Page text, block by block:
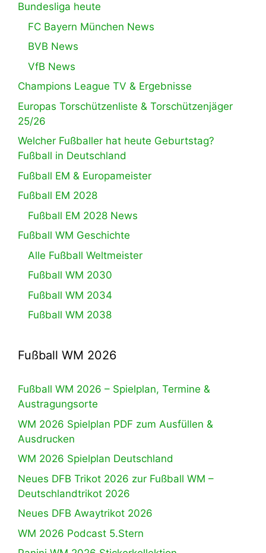
Bundesliga heute
FC Bayern München News
BVB News
VfB News
Champions League TV & Ergebnisse
Europas Torschützenliste & Torschützenjäger
25/26
Welcher Fußballer hat heute Geburtstag?
Fußball in Deutschland
Fußball EM & Europameister
Fußball EM 2028
Fußball EM 2028 News
Fußball WM Geschichte
Alle Fußball Weltmeister
Fußball WM 2030
Fußball WM 2034
Fußball WM 2038
Fußball WM 2026
Fußball WM 2026 – Spielplan, Termine &
Austragungsorte
WM 2026 Spielplan PDF zum Ausfüllen &
Ausdrucken
WM 2026 Spielplan Deutschland
Neues DFB Trikot 2026 zur Fußball WM –
Deutschlandtrikot 2026
Neues DFB Awaytrikot 2026
WM 2026 Podcast 5.Stern